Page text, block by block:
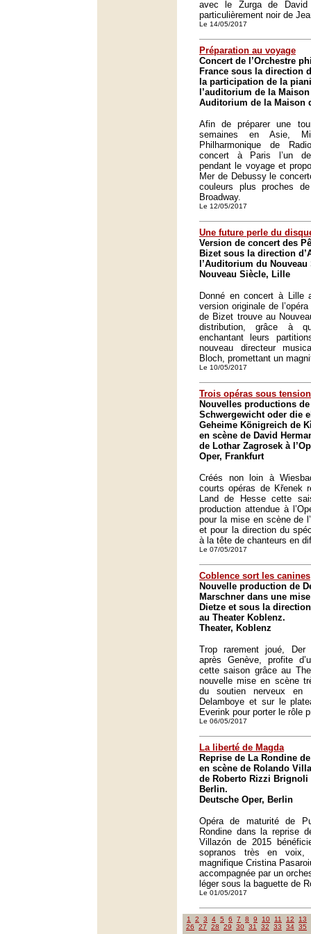
avec le Zurga de
particulièrement noir de
Le 14/05/2017
Préparation au voyage
Concert de l’Orchestre
France sous la direction
la participation de la
l’auditorium de la
Auditorium de la Maison
Afin de préparer une
semaines en Asie,
Philharmonique de
concert à Paris l’un
pendant le voyage et
Mer de Debussy le
couleurs plus proches
Broadway.
Le 12/05/2017
Une future perle du
Version de concert des
Bizet sous la direction
l’Auditorium du
Nouveau Siècle, Lille
Donné en concert à Lille
version originale de
de Bizet trouve au
distribution, grâce à
enchantant leurs
nouveau directeur
Bloch, promettant un
Le 10/05/2017
Trois opéras sous tension
Nouvelles productions
Schwergewicht oder die
Geheime Königreich de
en scène de David
de Lothar Zagrosek à
Oper, Frankfurt
Créés non loin à
courts opéras de Křenek
Land de Hesse cette
production attendue à
pour la mise en scène de
et pour la direction du
à la tête de chanteurs en
Le 07/05/2017
Coblence sort les canines
Nouvelle production de
Marschner dans une
Dietze et sous la
au Theater Koblenz.
Theater, Koblenz
Trop rarement joué, Der
après Genève, profite
cette saison grâce au
nouvelle mise en scène
du soutien nerveux en
Delamboye et sur le
Everink pour porter le rôle
Le 06/05/2017
La liberté de Magda
Reprise de La Rondine
en scène de Rolando
de Roberto Rizzi Brignoli
Berlin.
Deutsche Oper, Berlin
Opéra de maturité de
Rondine dans la reprise
Villazón de 2015
sopranos très en
magnifique Cristina
accompagnée par un
léger sous la baguette de
Le 01/05/2017
1 2 3 4 5 6 7 8 9 10 11 12
13
26
27 28 29 30 31 32 33 34 35